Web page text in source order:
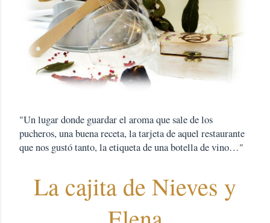
"Un lugar donde guardar el aroma que sale de los
pucheros, una buena receta, la tarjeta de aquel restaurante
que nos gustó tanto, la etiqueta de una botella de vino…"
La cajita de Nieves y